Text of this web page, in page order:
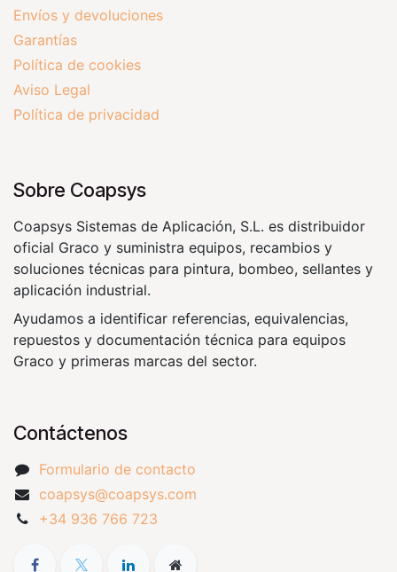
Envíos y devoluciones
Garantías
Política de cookies
Aviso Legal
Política de privacidad
Sobre Coapsys
Coapsys Sistemas de Aplicación, S.L. es distribuidor
oficial Graco y suministra equipos, recambios y
soluciones técnicas para pintura, bombeo, sellantes y
aplicación industrial.
Ayudamos a identificar referencias, equivalencias,
repuestos y documentación técnica para equipos
Graco y primeras marcas del sector.
Contáctenos
Formulario de contacto
coapsys@coapsys.com
+34 936 766 723